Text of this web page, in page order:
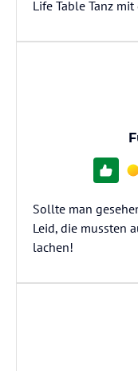
Life Table Tanz
Sollte man
Leid, die mussten
lachen!